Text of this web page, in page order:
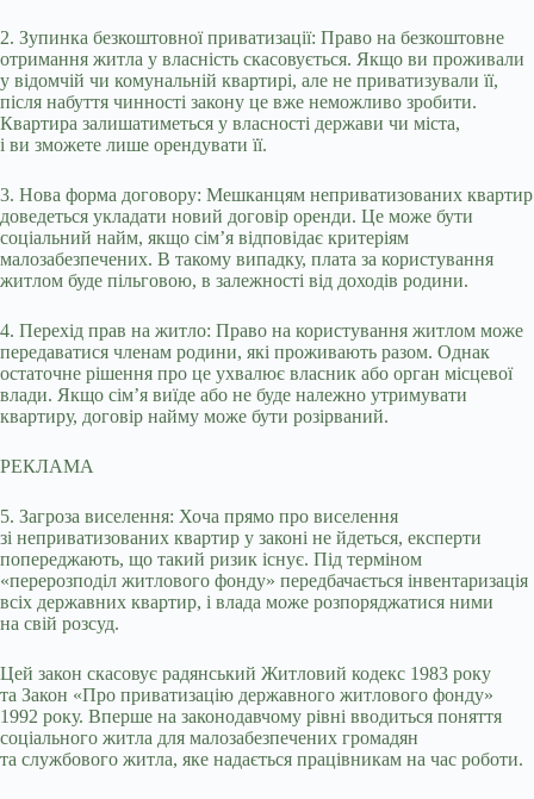
2. Зупинка безкоштовної приватизації: Право на безкоштовне
отримання житла у власність скасовується. Якщо ви проживали
у відомчій чи комунальній квартирі, але не приватизували її,
після набуття чинності закону це вже неможливо зробити.
Квартира залишатиметься у власності держави чи міста,
і ви зможете лише орендувати її.
3. Нова форма договору: Мешканцям неприватизованих квартир
доведеться укладати новий договір оренди. Це може бути
соціальний найм, якщо сім’я відповідає критеріям
малозабезпечених. В такому випадку, плата за користування
житлом буде пільговою, в залежності від доходів родини.
4. Перехід прав на житло: Право на користування житлом може
передаватися членам родини, які проживають разом. Однак
остаточне рішення про це ухвалює власник або орган місцевої
влади. Якщо сім’я виїде або не буде належно утримувати
квартиру, договір найму може бути розірваний.
РЕКЛАМА
5. Загроза виселення: Хоча прямо про виселення
зі неприватизованих квартир у законі не йдеться, експерти
попереджають, що такий ризик існує. Під терміном
«перерозподіл житлового фонду» передбачається інвентаризація
всіх державних квартир, і влада може розпоряджатися ними
на свій розсуд.
Цей закон скасовує радянський Житловий кодекс 1983 року
та Закон «Про приватизацію державного житлового фонду»
1992 року. Вперше на законодавчому рівні вводиться поняття
соціального житла для малозабезпечених громадян
та службового житла, яке надається працівникам на час роботи.